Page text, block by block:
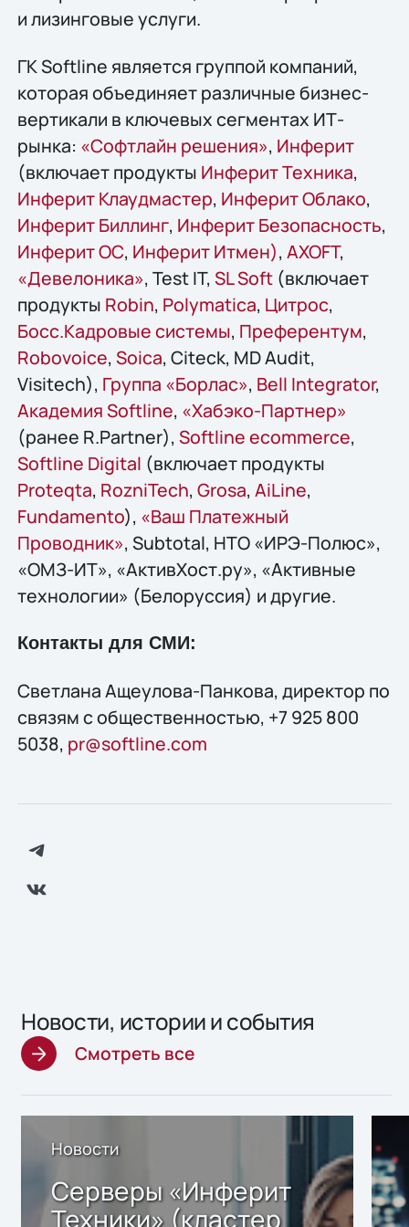
и лизинговые услуги.
ГК Softline является группой компаний,
которая объединяет различные бизнес-
вертикали в ключевых сегментах ИТ-
рынка: «Софтлайн решения», Инферит
(включает продукты Инферит Техника,
Инферит Клаудмастер, Инферит Облако,
Инферит Биллинг, Инферит Безопасность,
Инферит ОС, Инферит Итмен), AХОFT,
«Девелоника», Test IT, SL Soft(включает
продукты Robin, Polymatica, Цитрос,
Босс.Кадровые системы, Преферентум,
Robovoice, Soica, Citeck, MD Audit,
Visitech), Группа «Борлас», Bell Integrator,
Академия Softline, «Хабэко-Партнер»
(ранее R.Partner), Softline ecommerce,
Softline Digital (включает продукты
Proteqta, RozniTech, Grosa, AiLine,
Fundamento), «Ваш Платежный
Проводник», Subtotal, НТО «ИРЭ-Полюс»,
«ОМЗ-ИТ», «АктивХост.ру», «Активные
технологии» (Белоруссия) и другие.
Контакты для СМИ:
Светлана Ащеулова-Панкова, директор по
связям с общественностью, +7 925 800
5038, pr@softline.com
Новости, истории и события
Смотреть все
Новости
Серверы «Инферит
Техники» (кластер